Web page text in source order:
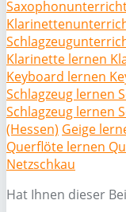
Klarinette lernen
Keyboard lernen
Schlagzeug lernen
Schlagzeug lernen
(Hessen) Geige
Querflöte lernen
Netzschkau
Hat Ihnen dieser